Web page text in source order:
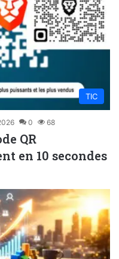
TIC
0 68
QR
en 10 secondes